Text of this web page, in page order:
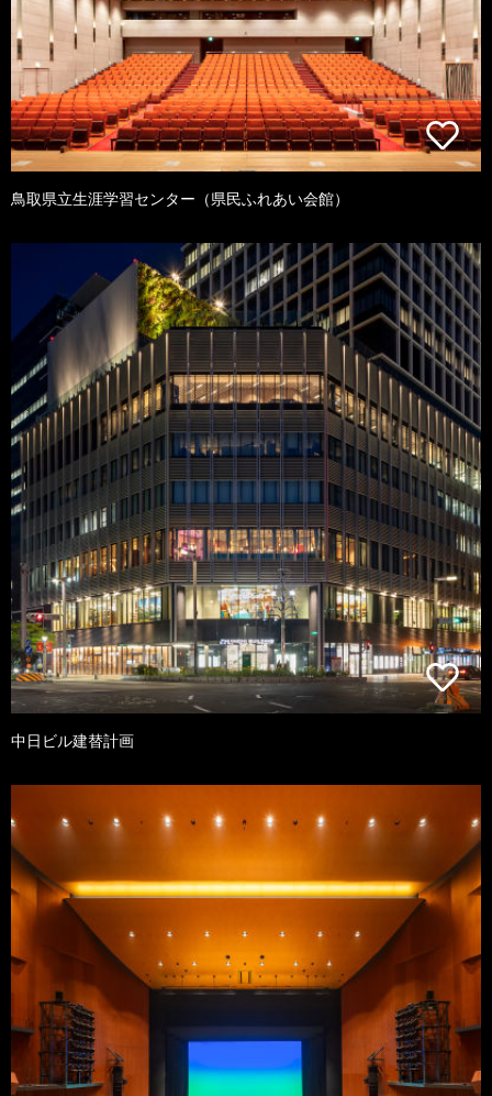
鳥取県立生涯学習センター（県民ふれあい会館）
中日ビル建替計画